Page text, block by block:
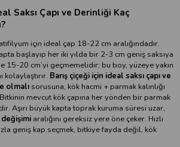
Saksı Çapı ve Derinliği Kaç
için ideal çap 18-22 cm aralığındadır.
başlayıp her iki yılda bir 2-3 cm geniş saksıya
15-20 cm’yi geçmemelidir; bu boy, yüzeye yakın
kolaylaştırır. Barış çiçeği için ideal saksı çapı ve
olmalı sorusuna, kök hacmi + parmak kalınlığı
mevcut kök çapına her yönden bir parmak
Aşırı büyük kapta toprak kuruma süresi uzar,
değişimi aralığını gereksiz yere öne çeker. Hızlı
geniş kap seçmek, bitkiye fayda değil, kök